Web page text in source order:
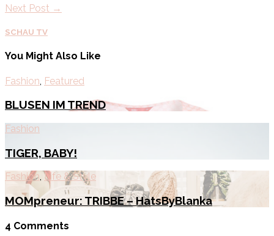
Next Post →
SCHAU TV
You Might Also Like
Fashion Featured
BLUSEN IM TREND
Fashion
TIGER, BABY!
Fashion, Life & Style
MOMpreneur: TRIBBE – HatsByBlanka
4 Comments